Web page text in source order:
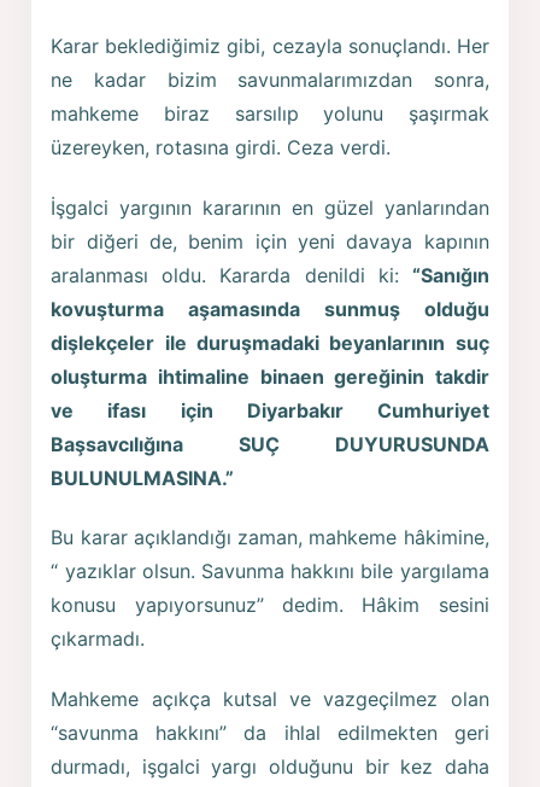
Karar beklediğimiz gibi, cezayla sonuçlandı. Her
ne kadar bizim savunmalarımızdan sonra,
mahkeme biraz sarsılıp yolunu şaşırmak
üzereyken, rotasına girdi. Ceza verdi.
İşgalci yargının kararının en güzel yanlarından
bir diğeri de, benim için yeni davaya kapının
aralanması oldu. Kararda denildi ki: “Sanığın
kovuşturma aşamasında sunmuş olduğu
dişlekçeler ile duruşmadaki beyanlarının suç
oluşturma ihtimaline binaen gereğinin takdir
ve ifası için Diyarbakır Cumhuriyet
Başsavcılığına SUÇ DUYURUSUNDA
BULUNULMASINA.”
Bu karar açıklandığı zaman, mahkeme hâkimine,
“ yazıklar olsun. Savunma hakkını bile yargılama
konusu yapıyorsunuz” dedim. Hâkim sesini
çıkarmadı.
Mahkeme açıkça kutsal ve vazgeçilmez olan
“savunma hakkını” da ihlal edilmekten geri
durmadı, işgalci yargı olduğunu bir kez daha